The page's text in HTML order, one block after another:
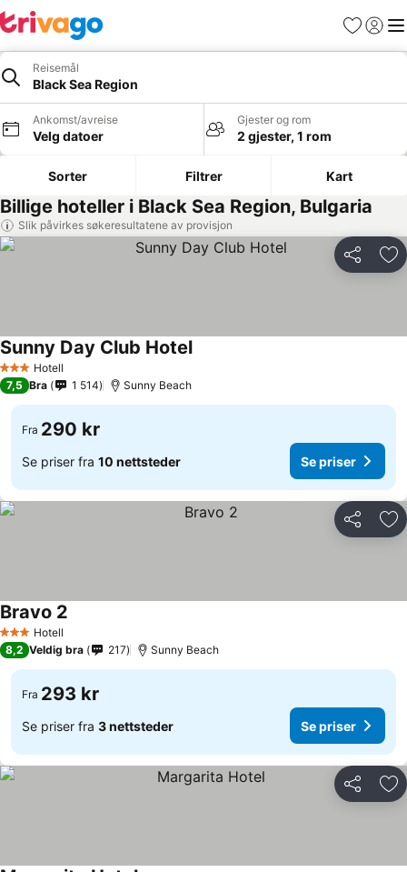
Favoritter
Logg
Reisemål
Black Sea Region
Ankomst/avreise
Velg datoer
Gjester og rom
2 gjester, 1 rom
Sorter Filtrer Kart
Billige hoteller i Black Sea Region, Bulgaria
Slik påvirkes søkeresultatene av provisjon
Del
3 StjernerHotell
Sunny Day Club Hotel
7,5 Bra 1 514 Sunny Beach
Fra 290 kr
Se priser fra 10 nettsteder Se priser
Del
3 StjernerHotell
Bravo 2
8,2 Veldig bra 217 Sunny Beach
Fra 293 kr
Se priser fra 3 nettsteder Se priser
Del